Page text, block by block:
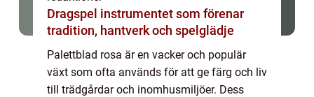
Dragspel instrumentet som förenar
tradition, hantverk och spelglädje
Palettblad rosa är en vacker och populär
växt som ofta används för att ge färg och liv
till trädgårdar och inomhusmiljöer. Dess